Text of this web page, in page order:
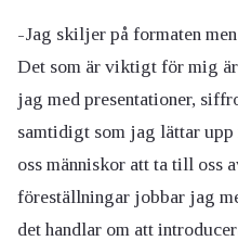
-Jag skiljer på formaten
Det som är viktigt för mig
jag med presentationer,
samtidigt som jag lättar
oss människor att ta till oss
föreställningar jobbar jag
det handlar om att